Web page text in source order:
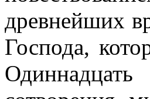
древнейших
Господа,